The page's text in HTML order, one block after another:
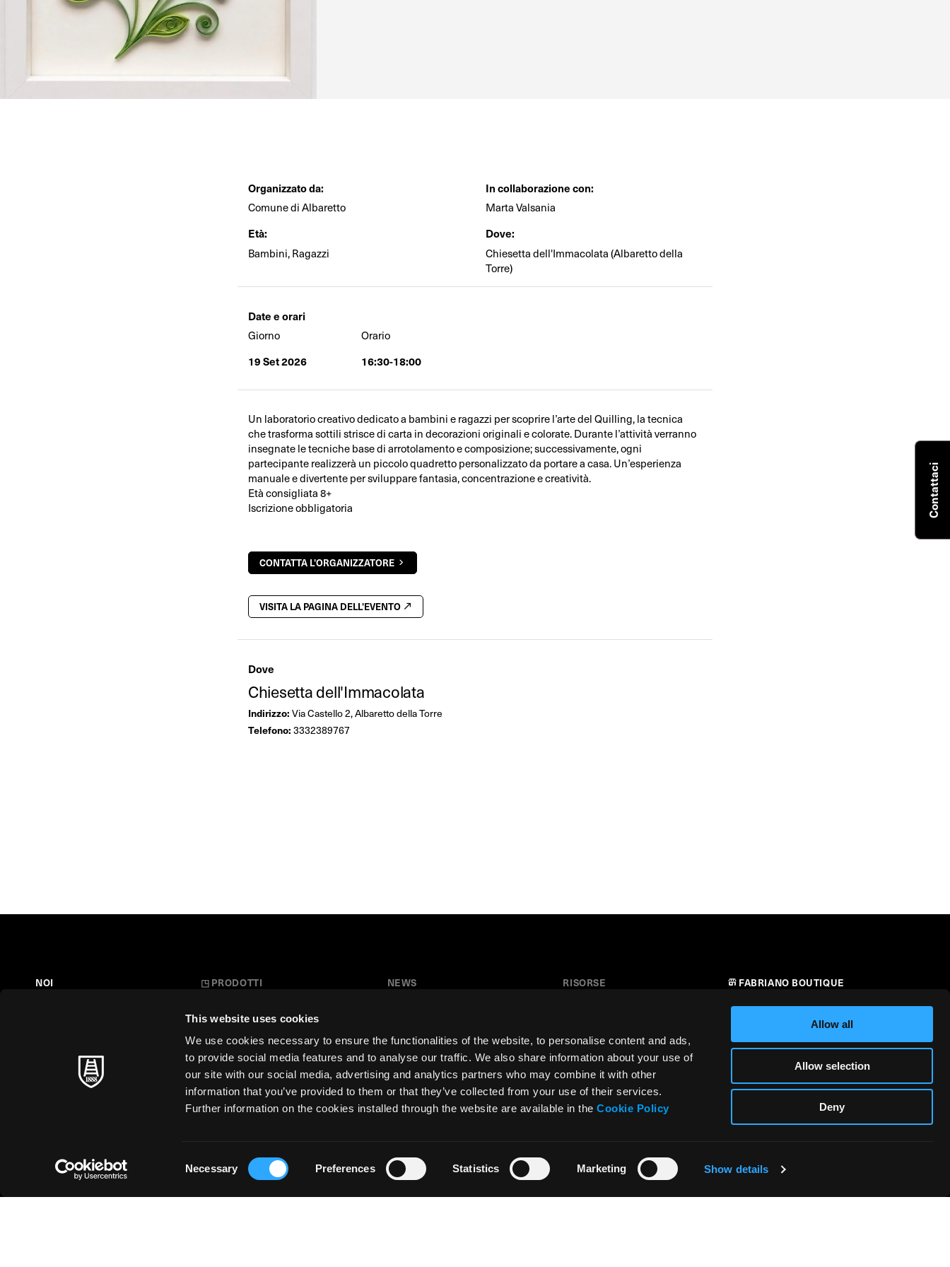
This website uses cookies
We use cookies necessary to ensure the functionalities of the website, to personalise content and ads,
to provide social media features and to analyse our traffic. We also share information about your use of
our site with our social media, advertising and analytics partners who may combine it with other
information that you’ve provided to them or that they’ve collected from your use of their services.
Further information on the cookies installed through the website are available in theCookie Policy
Necessary Preferences Statistics Marketing Show details
Allow all
Allow selection
Deny
Organizzato da:
Comune di Albaretto
In collaborazione con:
Marta Valsania
Età:
Bambini, Ragazzi
Dove:
Chiesetta dell'Immacolata (Albaretto della
Torre)
Date e orari
Giorno Orario
19 Set 2026 16:30-18:00
Un laboratorio creativo dedicato a bambini e ragazzi per scoprire l’arte del Quilling, la tecnica
che trasforma sottili strisce di carta in decorazioni originali e colorate. Durante l’attività verranno
insegnate le tecniche base di arrotolamento e composizione; successivamente, ogni
partecipante realizzerà un piccolo quadretto personalizzato da portare a casa. Un’esperienza
manuale e divertente per sviluppare fantasia, concentrazione e creatività.
Età consigliata 8+
Iscrizione obbligatoria
CONTATTA L'ORGANIZZATORE
VISITA LA PAGINA DELL'EVENTO
Dove
Chiesetta dell'Immacolata
Indirizzo: Via Castello 2, Albaretto della Torre
Telefono: 3332389767
Contattaci
NOI
MAESTRI SENZA TEMPO
◳ PRODOTTI
Carte Creative
Cartoleria
Stampa d'Arte
NEWS
Collaborazioni
Festival del Disegno
Residenza d’artista
RISORSE
Download
Area insegnanti
FABRIANO BOUTIQUE
RIVENDITORI
SICUREZZA DEI PRODOTTI –